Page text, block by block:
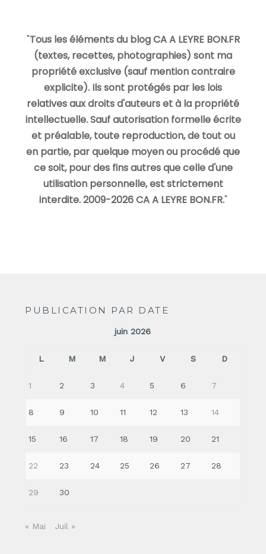
"Tous les éléments du blog CA A LEYRE BON.FR
(textes, recettes, photographies) sont ma
propriété exclusive (sauf mention contraire
explicite). Ils sont protégés par les lois
relatives aux droits d'auteurs et à la propriété
intellectuelle. Sauf autorisation formelle écrite
et préalable, toute reproduction, de tout ou
en partie, par quelque moyen ou procédé que
ce soit, pour des fins autres que celle d'une
utilisation personnelle, est strictement
interdite. 2009-2026 CA A LEYRE BON.FR."
PUBLICATION PAR DATE
juin 2026
L M M J V S D
1 2 3 4 5 6 7
8 9 10 11 12 13 14
15 16 17 18 19 20 21
22 23 24 25 26 27 28
29 30
« Mai Juil »